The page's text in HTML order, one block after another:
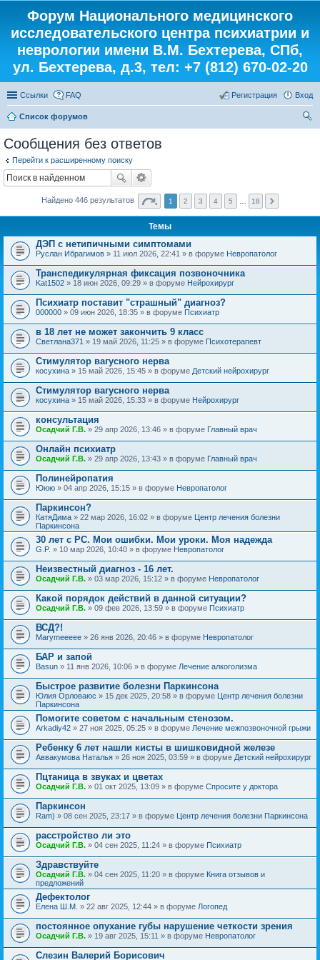
Форум Национального медицинского
исследовательского центра психиатрии и
неврологии имени В.М. Бехтерева, СПб,
ул. Бехтерева, д.3, тел: +7 (812) 670-02-20
Ссылки FAQ Вход
Регистрация
Список форумов
Сообщения без ответов
Перейти к расширенному поиску
Найдено 446 результатов 1 2 3 4 5 18
Темы
ДЭП с нетипичными симптомами
Руслан Ибрагимов » 11 июл 2026, 22:41 » в форуме Невропатолог
Транспедикулярная фиксация позвоночника
Kat1502 » 18 июн 2026, 09:29 » в форуме Нейрохирург
Психиатр поставит "страшный" диагноз?
000000 » 09 июн 2026, 18:35 » в форуме Психиатр
в 18 лет не может закончить 9 класс
Светлана371 » 19 май 2026, 11:25 » в форуме Психотерапевт
Стимулятор вагусного нерва
косухина » 15 май 2026, 15:45 » в форуме Детский нейрохирург
Стимулятор вагусного нерва
косухина » 15 май 2026, 15:33 » в форуме Нейрохирург
консультация
Осадчий Г.В. » 29 апр 2026, 13:46 » в форуме Главный врач
Онлайн психиатр
Осадчий Г.В. » 29 апр 2026, 13:43 » в форуме Главный врач
Полинейропатия
Ююю » 04 апр 2026, 15:15 » в форуме Невропатолог
Паркинсон?
КатяДима » 22 мар 2026, 16:02 » в форуме Центр лечения болезни
Паркинсона
30 лет с РС. Мои ошибки. Мои уроки. Моя надежда
G.P. » 10 мар 2026, 10:40 » в форуме Невропатолог
Неизвестный диагноз - 16 лет.
Осадчий Г.В. » 03 мар 2026, 15:12 » в форуме Невропатолог
Какой порядок действий в данной ситуации?
Осадчий Г.В. » 09 фев 2026, 13:59 » в форуме Психиатр
ВСД?!
Marymeeeee » 26 янв 2026, 20:46 » в форуме Невропатолог
БАР и запой
Basun » 11 янв 2026, 10:06 » в форуме Лечение алкоголизма
Быстрое развитие болезни Паркинсона
Юлия Орловаюс » 15 дек 2025, 20:58 » в форуме Центр лечения болезни
Паркинсона
Помогите советом с начальным стенозом.
Arkadiy42 » 27 ноя 2025, 05:25 » в форуме Лечение межпозвоночной грыжи
Ребенку 6 лет нашли кисты в шишковидной железе
Аввакумова Наталья » 26 ноя 2025, 03:59 » в форуме Детский нейрохирург
Пцтаница в звуках и цветах
Осадчий Г.В. » 01 окт 2025, 13:09 » в форуме Спросите у доктора
Паркинсон
Ram) » 08 сен 2025, 23:17 » в форуме Центр лечения болезни Паркинсона
расстройство ли это
Осадчий Г.В. » 04 сен 2025, 11:24 » в форуме Психиатр
Здравствуйте
Осадчий Г.В. » 04 сен 2025, 11:20 » в форуме Книга отзывов и
предложений
Дефектолог
Елена Ш.М. » 22 авг 2025, 12:44 » в форуме Логопед
постоянное опухание губы нарушение четкости зрения
Осадчий Г.В. » 19 авг 2025, 15:11 » в форуме Невропатолог
Слезин Валерий Борисович